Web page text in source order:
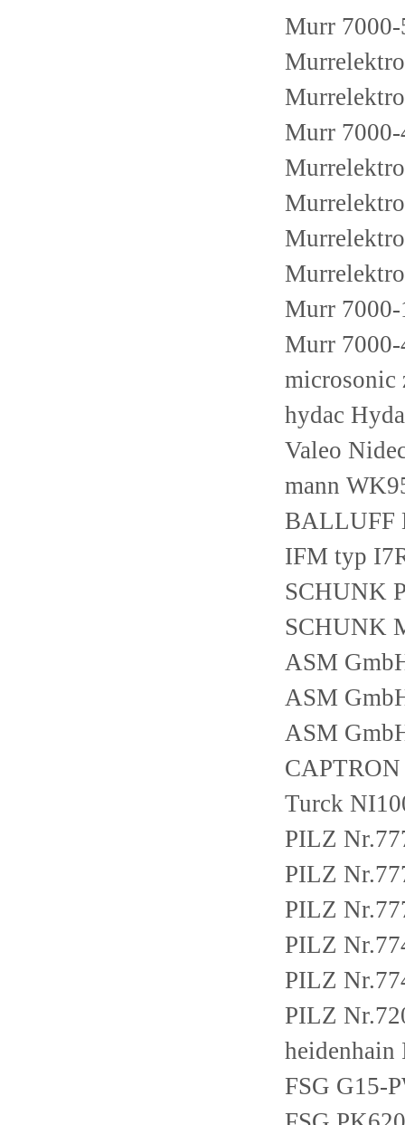
Murr
Murr
Murr
Murr
hydac
Valeo
mann
BALLUFF
IFM typ
SCHUNK
SCHUNK
ASM
ASM
ASM
Turck
PILZ
PILZ
PILZ
PILZ
PILZ
PILZ
FSG G15-